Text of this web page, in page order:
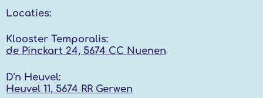
Locaties:
Klooster Temporalis:
de Pinckart 24, 5674 CC Nuenen
D'n Heuvel:
Heuvel 11, 5674 RR Gerwen